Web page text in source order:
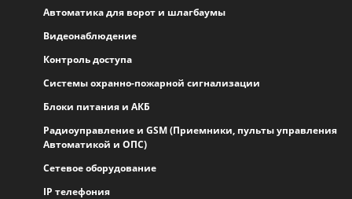
Автоматика для ворот и шлагбаумы
Видеонаблюдение
Контроль доступа
Системы охранно-пожарной сигнализации
Блоки питания и АКБ
Радиоуправление и GSM (Приемники, пульты управления
Автоматикой и ОПС)
Сетевое оборудование
IP телефония